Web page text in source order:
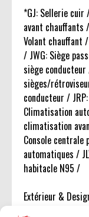
*GJ: Sellerie cuir
avant chauffants
Volant chauffant
/ JWG: Siège
siège conducteur
sièges/
conducteur /
Climatisation
climatisation
Console centrale
automatiques /
habitacle N95 /
Extérieur &